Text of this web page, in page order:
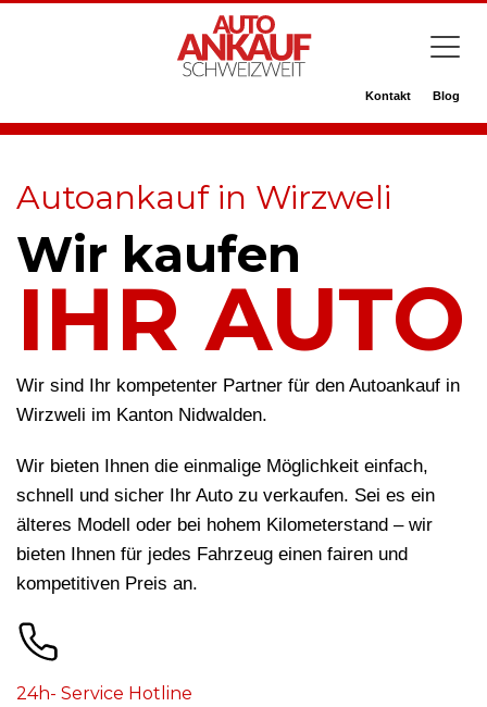
Kontakt Blog
Autoankauf in Wirzweli
Wir kaufen
IHR AUTO
Wir sind Ihr kompetenter Partner für den Autoankauf in
Wirzweli im Kanton Nidwalden.
Wir bieten Ihnen die einmalige Möglichkeit einfach,
schnell und sicher Ihr Auto zu verkaufen. Sei es ein
älteres Modell oder bei hohem Kilometerstand – wir
bieten Ihnen für jedes Fahrzeug einen fairen und
kompetitiven Preis an.
24h- Service Hotline